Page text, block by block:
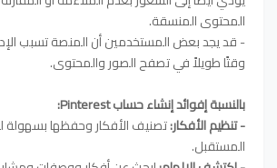
المحتوى المنسقة.
- قد يجد بعض المستخدمين أن المنصة تسبب
وقتًا طويلاً في تصفح الصور والمحتوى.
بالنسبة إفوائد إنشاء حساب Pinterest:
- تنظيم الأفكار:تصنيف الأفكار وحفظها بسهولة
المستقبل.